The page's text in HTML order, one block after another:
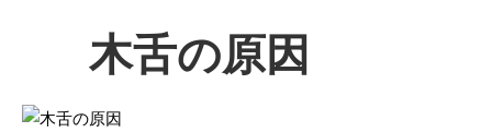
木舌の原因